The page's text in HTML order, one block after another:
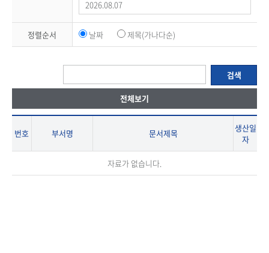
정렬순서 날짜 제목(가나다순)
검색
전체보기
번호 부서명 문서제목
생산일
자
자료가 없습니다.